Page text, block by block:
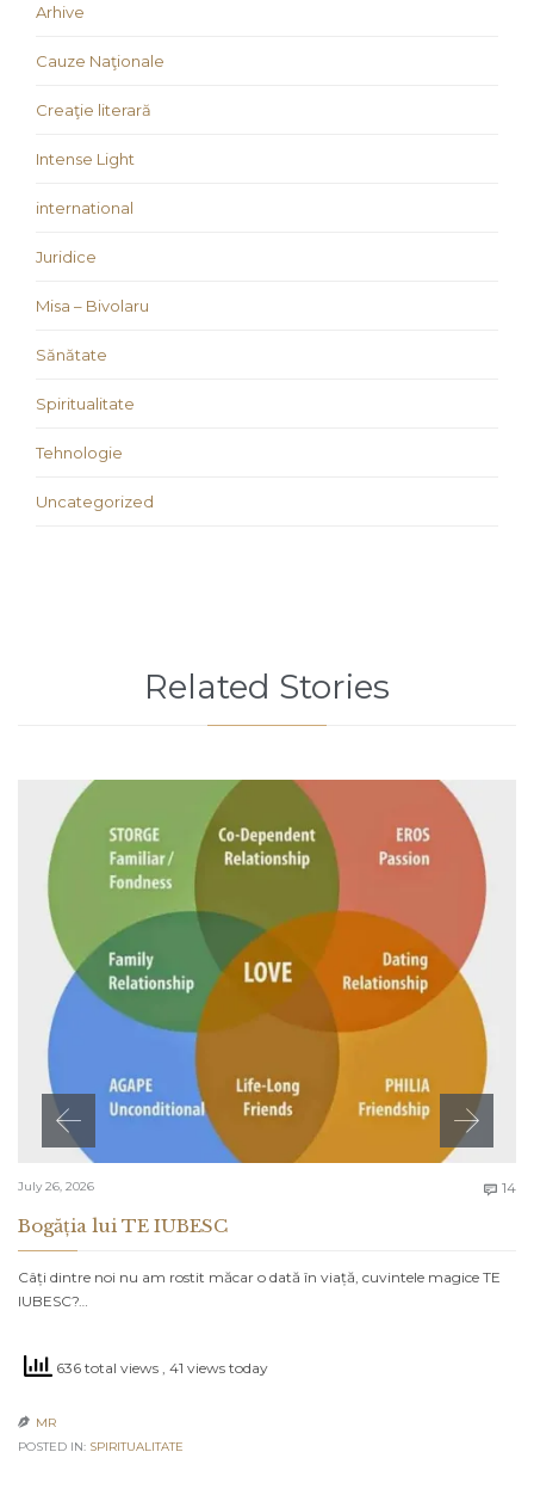
Arhive
Cauze Naţionale
Creaţie literară
Intense Light
international
Juridice
Misa – Bivolaru
Sănătate
Spiritualitate
Tehnologie
Uncategorized
Related Stories
July 26, 2026  14
Bogăția lui TE IUBESC
Câți dintre noi nu am rostit măcar o dată în viață, cuvintele magice TE
IUBESC?…
636 total views , 41 views today
 MR
POSTED IN: SPIRITUALITATE